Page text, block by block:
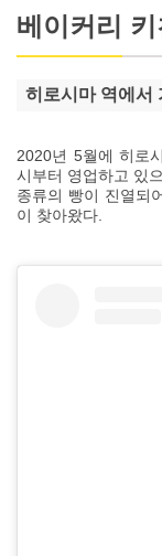
베이커리
히로시마 역에서
2020년 5월에 히로
시부터 영업하고 있
종류의 빵이 진열되
이 찾아왔다.